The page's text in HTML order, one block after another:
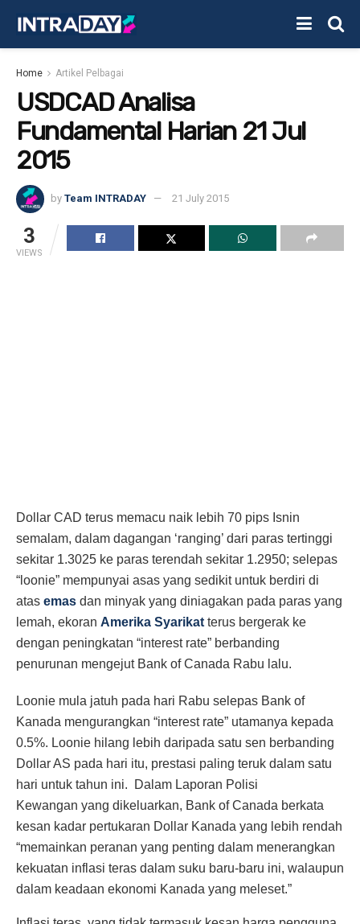
Home Artikel Pelbagai
USDCAD Analisa
Fundamental Harian 21 Jul
2015
by Team INTRADAY 21 July 2015
3
VIEWS
Dollar CAD terus memacu naik lebih 70 pips Isnin
semalam, dalam dagangan ‘ranging’ dari paras tertinggi
sekitar 1.3025 ke paras terendah sekitar 1.2950; selepas
“loonie” mempunyai asas yang sedikit untuk berdiri di
atas emas dan minyak yang diniagakan pada paras yang
lemah, ekoran Amerika Syarikatterus bergerak ke
dengan peningkatan “interest rate” berbanding
penurunan mengejut Bank of Canada Rabu lalu.
Loonie mula jatuh pada hari Rabu selepas Bank of
Kanada mengurangkan “interest rate” utamanya kepada
0.5%. Loonie hilang lebih daripada satu sen berbanding
Dollar AS pada hari itu, prestasi paling teruk dalam satu
hari untuk tahun ini. Dalam Laporan Polisi
Kewangan yang dikeluarkan, Bank of Canada berkata
kesan kadar pertukaran Dollar Kanada yang lebih rendah
“memainkan peranan yang penting dalam menerangkan
kekuatan inflasi teras dalam suku baru-baru ini, walaupun
dalam keadaan ekonomi Kanada yang meleset.”